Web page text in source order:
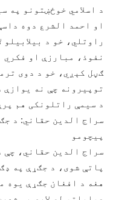
د اسلامي خوځښتونو په
او احمد الشرع دوه
راوتلي، خو د
نفوذ، مبارزې او
ګڼل کېږي، خو د دوی
توپیرونه چې نه یوازې
د سیمې راتلونکی هم
سراج الدین حقاني: د
پیچومو
سراج الدین حقاني، چې
پاتې شوی، د جګړې په
هغه د افغان جګړې یوه